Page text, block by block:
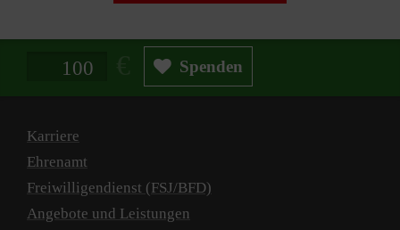
Spendenbetrag in Euro Spenden
Karriere
Ehrenamt
Freiwilligendienst (FSJ/BFD)
Angebote und Leistungen